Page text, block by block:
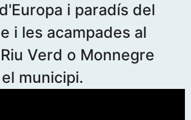
i paradís del
i les acampades al
Verd o Monnegre
municipi.